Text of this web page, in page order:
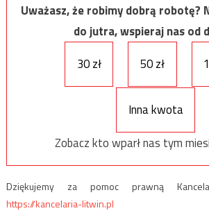
Uważasz, że robimy dobrą robotę?
do jutra, wspieraj nas od
30 zł
50 zł
Inna kwota
Zobacz kto wparł nas tym
Dziękujemy za pomoc prawną
https://kancelaria-litwin.pl